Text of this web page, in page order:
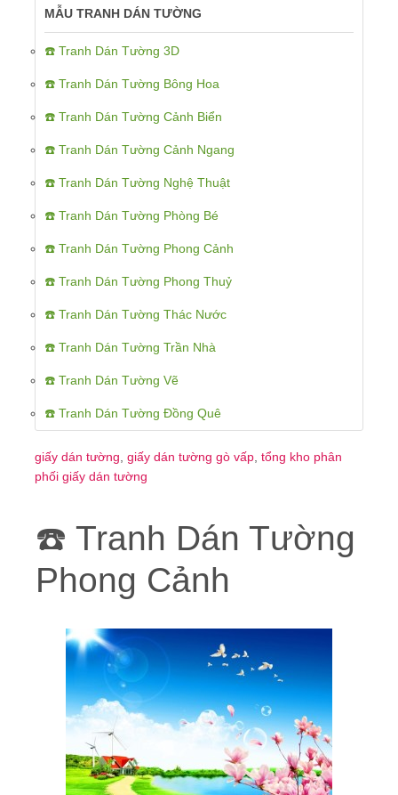
MẪU TRANH DÁN TƯỜNG
☎️ Tranh Dán Tường 3D
☎️ Tranh Dán Tường Bông Hoa
☎️ Tranh Dán Tường Cảnh Biển
☎️ Tranh Dán Tường Cảnh Ngang
☎️ Tranh Dán Tường Nghệ Thuật
☎️ Tranh Dán Tường Phòng Bé
☎️ Tranh Dán Tường Phong Cảnh
☎️ Tranh Dán Tường Phong Thuỷ
☎️ Tranh Dán Tường Thác Nước
☎️ Tranh Dán Tường Trần Nhà
☎️ Tranh Dán Tường Vẽ
☎️ Tranh Dán Tường Đồng Quê
giấy dán tường giấy dán tường gò vấp tổng kho phân
phối giấy dán tường
☎️ Tranh Dán Tường
Phong Cảnh